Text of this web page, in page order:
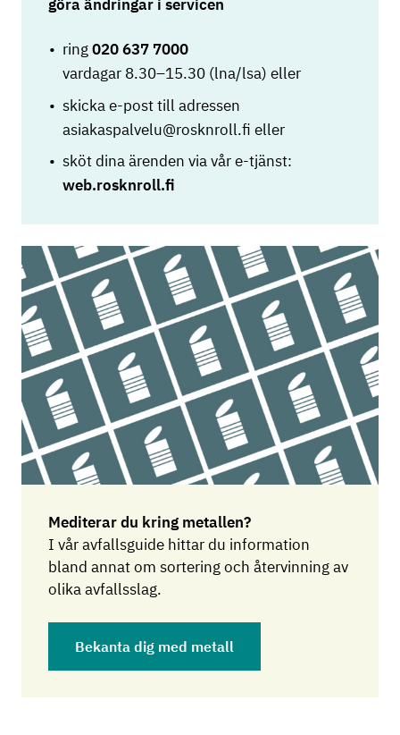
göra ändringar i servicen
ring020 637 7000
vardagar 8.30–15.30 (lna/lsa) eller
skicka e-post till adressen
asiakaspalvelu@rosknroll.fi eller
sköt dina ärenden via vår e-tjänst:
web.rosknroll.fi
Mediterar du kring metallen?
I vår avfallsguide hittar du information
bland annat om sortering och återvinning av
olika avfallsslag.
Bekanta dig med metall